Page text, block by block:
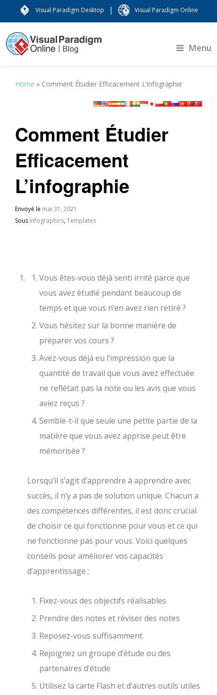
Visual Paradigm Desktop | Visual Paradigm Online
Menu
Home » Comment Étudier Efficacement L’infographie
Comment Étudier
Efficacement
L’infographie
Envoyé le mai 31, 2021
Sous Infographics,Templates
Vous êtes-vous déjà senti irrité parce que
vous avez étudié pendant beaucoup de
temps et que vous n’en avez rien retiré ?
Vous hésitez sur la bonne manière de
préparer vos cours ?
Avez-vous déjà eu l’impression que la
quantité de travail que vous avez effectuée
ne reflétait pas la note ou les avis que vous
aviez reçus ?
Semble-t-il que seule une petite partie de la
matière que vous avez apprise peut être
mémorisée ?
Lorsqu’il s’agit d’apprendre à apprendre avec
succès, il n’y a pas de solution unique. Chacun a
des compétences différentes, il est donc crucial
de choisir ce qui fonctionne pour vous et ce qui
ne fonctionne pas pour vous. Voici quelques
conseils pour améliorer vos capacités
d’apprentissage :
Fixez-vous des objectifs réalisables
Prendre des notes et réviser des notes
Reposez-vous suffisamment
Rejoignez un groupe d’étude ou des
partenaires d’étude
Utilisez la carte Flash et d’autres outils utiles